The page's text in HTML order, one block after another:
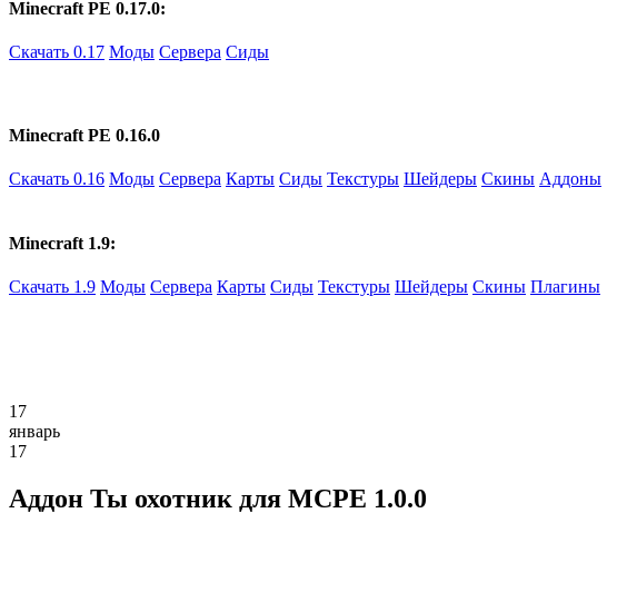
Minecraft PE 0.17.0:
Скачать 0.17 Моды Сервера Сиды
Minecraft PE 0.16.0
Скачать 0.16 Моды Сервера Карты Сиды Текстуры Шейдеры Скины Аддоны
Minecraft 1.9:
Скачать 1.9 Моды Сервера Карты Сиды Текстуры Шейдеры Скины Плагины
17
январь
17
Аддон Ты охотник для MCPE 1.0.0